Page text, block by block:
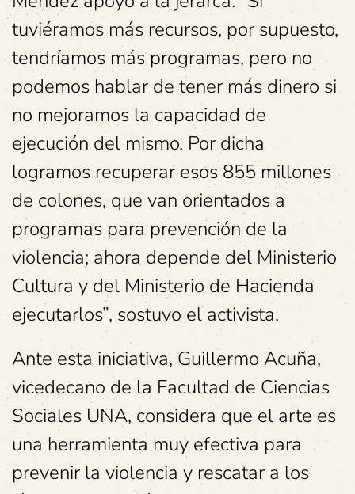
tuviéramos más recursos, por supuesto,
tendríamos más programas, pero no
podemos hablar de tener más dinero si
no mejoramos la capacidad de
ejecución del mismo. Por dicha
logramos recuperar esos 855 millones
de colones, que van orientados a
programas para prevención de la
violencia; ahora depende del Ministerio
Cultura y del Ministerio de Hacienda
ejecutarlos”, sostuvo el activista.
Ante esta iniciativa, Guillermo Acuña,
vicedecano de la Facultad de Ciencias
Sociales UNA, considera que el arte es
una herramienta muy efectiva para
prevenir la violencia y rescatar a los